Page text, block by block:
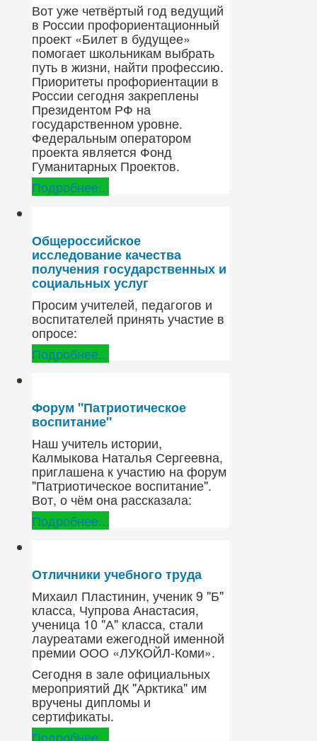
Вот уже четвёртый год ведущий
в России профориентационный
проект «Билет в будущее»
помогает школьникам выбрать
путь в жизни, найти профессию.
Приоритеты профориентации в
России сегодня закреплены
Президентом РФ на
государственном уровне.
Федеральным оператором
проекта является Фонд
Гуманитарных Проектов.
Подробнее...
Общероссийское
исследование качества
получения государственных и
социальных услуг
Просим учителей, педагогов и
воспитателей принять участие в
опросе:
Подробнее...
Форум "Патриотическое
воспитание"
Наш учитель истории,
Калмыкова Наталья Сергеевна,
приглашена к участию на форум
"Патриотическое воспитание".
Вот, о чём она рассказала:
Подробнее...
Отличники учебного труда
Михаил Пластинин, ученик 9 "Б"
класса, Чупрова Анастасия,
ученица 10 "А" класса, стали
лауреатами ежегодной именной
премии ООО «ЛУКОЙЛ-Коми».
Сегодня в зале официальных
мероприятий ДК "Арктика" им
вручены дипломы и
сертификаты.
Подробнее...